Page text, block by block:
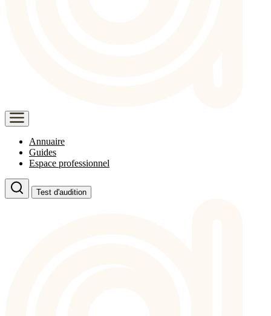
Annuaire
Guides
Espace professionnel
Test d'audition